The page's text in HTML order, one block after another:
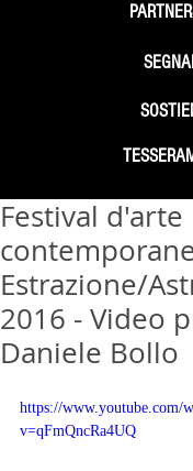
Festival d'arte
Estrazione/
2016 - Video
Daniele Bollo
https://www.youtube.com/
v=qFmQncRa4UQ